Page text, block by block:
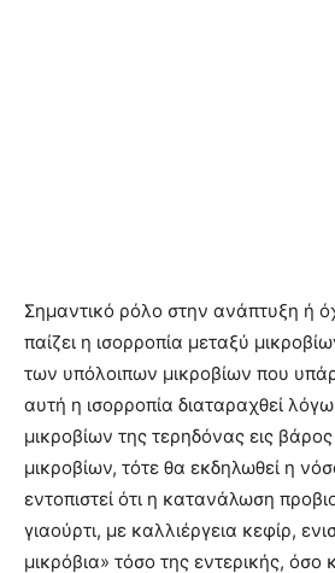
Σημαντικό ρόλο στην ανάπτυξη ή
παίζει η ισορροπία μεταξύ
των υπόλοιπων μικροβίων που
αυτή η ισορροπία διαταραχθεί
μικροβίων της τερηδόνας εις
μικροβίων, τότε θα εκδηλωθεί η
εντοπιστεί ότι η κατανάλωση
γιαούρτι, με καλλιέργεια κεφίρ,
μικρόβια» τόσο της εντερικής, όσο